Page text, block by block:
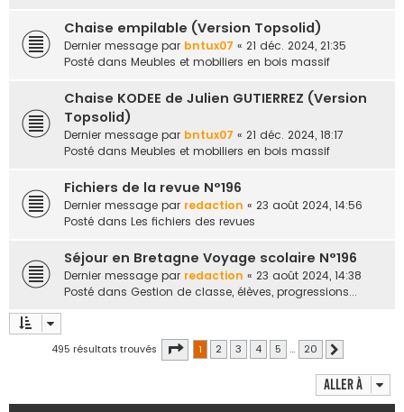
Chaise empilable (Version Topsolid)
Dernier message par bntux07 « 21 déc. 2024, 21:35
Posté dans Meubles et mobiliers en bois massif
Chaise KODEE de Julien GUTIERREZ (Version
Topsolid)
Dernier message par bntux07 « 21 déc. 2024, 18:17
Posté dans Meubles et mobiliers en bois massif
Fichiers de la revue N°196
Dernier message par redaction « 23 août 2024, 14:56
Posté dans Les fichiers des revues
Séjour en Bretagne Voyage scolaire N°196
Dernier message par redaction « 23 août 2024, 14:38
Posté dans Gestion de classe, élèves, progressions...
495 résultats trouvés Page 1sur20
1 2 3 4 5 … 20
Aller à